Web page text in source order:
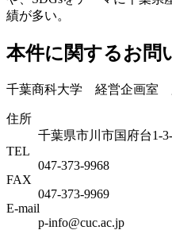
績が多い。
本件に関するお問
千葉商科大学 経営企画室
住所
千葉県市川市国府台1-
TEL
047-373-9968
FAX
047-373-9969
E-mail
p-info@cuc.ac.jp